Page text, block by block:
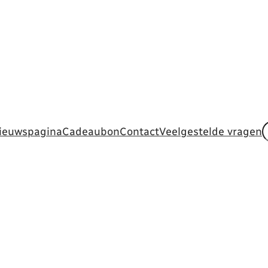
CadeaubonContactVeelgestelde vragen